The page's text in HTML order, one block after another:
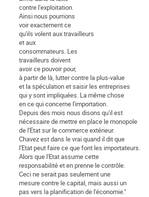
contre l'exploitation.
Ainsi nous pourrions
voir exactement ce
qu'ils volent aux travailleurs
et aux
consommateurs. Les
travailleurs doivent
avoir ce pouvoir pour,
à partir de là, lutter contre la plus-value
et la spéculation et saisir les entreprises
qui y sont impliquées. La même chose
en ce qui concerne l'importation.
Depuis des mois nous disons qu'il est
nécessaire de mettre en place le monopole
de l'Etat sur le commerce extérieur.
Chavez est dans le vrai quand il dit que
l'Etat peut faire ce que font les importateurs.
Alors que l'Etat assume cette
responsabilité et en prenne le contrôle.
Ceci ne serait pas seulement une
mesure contre le capital, mais aussi un
pas vers la planification de l'économie."